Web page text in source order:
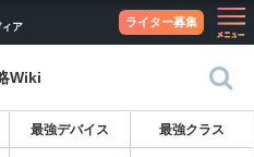
ア
ライター募集
Wiki
最強デバイス 最強クラス